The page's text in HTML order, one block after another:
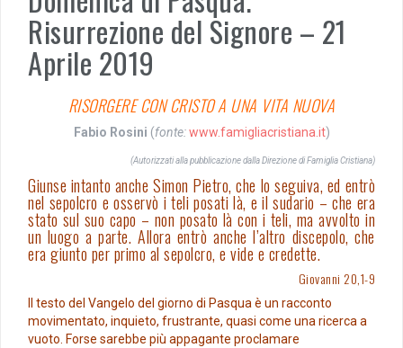
Risurrezione del Signore – 21
Aprile 2019
RISORGERE CON CRISTO A UNA VITA NUOVA
Fabio Rosini (fonte: www.famigliacristiana .it)
(Autorizzati alla pubblicazione dalla Direzione di Famiglia Cristiana)
Giunse intanto anche Simon Pietro, che lo seguiva, ed entrò
nel sepolcro e osservò i teli posati là, e il sudario – che era
stato sul suo capo – non posato là con i teli, ma avvolto in
un luogo a parte. Allora entrò anche l’altro discepolo, che
era giunto per primo al sepolcro, e vide e credette.
Giovanni 20,1-9
Il testo del Vangelo del giorno di Pasqua è un racconto
movimentato, inquieto, frustrante, quasi come una ricerca a
vuoto. Forse sarebbe più appagante proclamare